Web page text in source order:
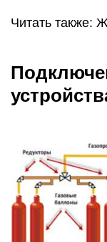
Читать также: